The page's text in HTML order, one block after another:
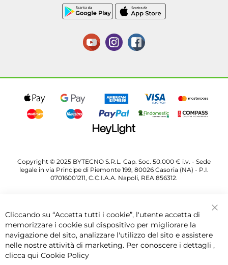
Copyright © 2025 BYTECNO S.R.L. Cap. Soc. 50.000 € i.v. - Sede
legale in via Principe di Piemonte 199, 80026 Casoria (NA) - P.I.
07016001211, C.C.I.A.A. Napoli, REA 856312.
Cliccando su “Accetta tutti i cookie”, l'utente accetta di
memorizzare i cookie sul dispositivo per migliorare la
navigazione del sito, analizzare l'utilizzo del sito e assistere
nelle nostre attività di marketing. Per conoscere i dettagli ,
clicca qui Cookie Policy